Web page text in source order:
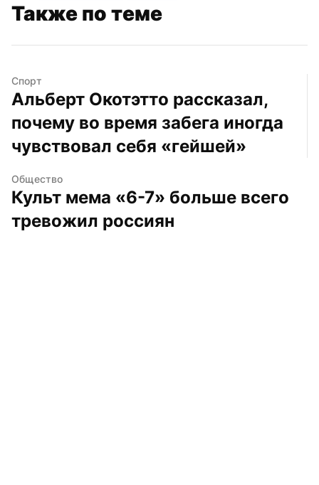
Также по теме
Спорт
Альберт Окотэтто рассказал,
почему во время забега иногда
чувствовал себя «гейшей»
Общество
Культ мема «6-7» больше всего
тревожил россиян